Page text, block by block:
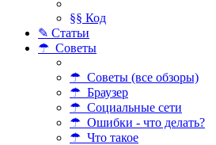
§§ Код
✎ Статьи
☂ Советы
☂ Советы (все обзоры)
☂ Браузер
☂ Социальные сети
☂ Ошибки - что делать?
☂ Что такое